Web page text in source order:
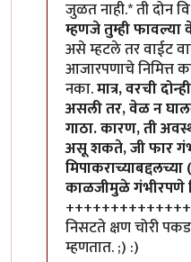
जुळत नाही.* ती दोन
म्हणजे तुम्ही
असे म्हटले तर वाईट
आजारपणाचे निमित्त
नका.मात्र, वरची
असली तर, वेळ न
गाठा. कारण, ती
असू शकते, जी फार
काळजीमुळे गंभीरपणे
निसटते क्षण चोरी
म्हणतात. ;) :)